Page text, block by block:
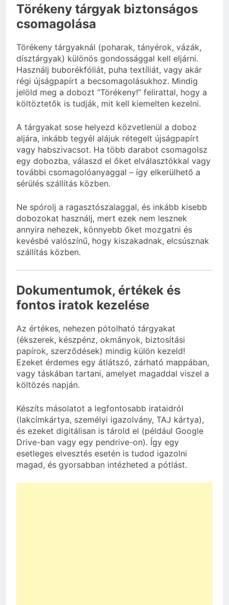
Törékeny tárgyak biztonságos
csomagolása
Törékeny tárgyaknál (poharak, tányérok, vázák,
dísztárgyak) különös gondossággal kell eljárni.
Használj buborékfóliát, puha textíliát, vagy akár
régi újságpapírt a becsomagolásukhoz. Mindig
jelöld meg a dobozt “Törékeny!” felirattal, hogy a
költöztetők is tudják, mit kell kiemelten kezelni.
A tárgyakat sose helyezd közvetlenül a doboz
aljára, inkább tegyél alájuk rétegelt újságpapírt
vagy habszivacsot. Ha több darabot csomagolsz
egy dobozba, válaszd el őket elválasztókkal vagy
további csomagolóanyaggal – így elkerülhető a
sérülés szállítás közben.
Ne spórolj a ragasztószalaggal, és inkább kisebb
dobozokat használj, mert ezek nem lesznek
annyira nehezek, könnyebb őket mozgatni és
kevésbé valószínű, hogy kiszakadnak, elcsúsznak
szállítás közben.
Dokumentumok, értékek és
fontos iratok kezelése
Az értékes, nehezen pótolható tárgyakat
(ékszerek, készpénz, okmányok, biztosítási
papírok, szerződések) mindig külön kezeld!
Ezeket érdemes egy átlátszó, zárható mappában,
vagy táskában tartani, amelyet magaddal viszel a
költözés napján.
Készíts másolatot a legfontosabb irataidról
(lakcímkártya, személyi igazolvány, TAJ kártya),
és ezeket digitálisan is tárold el (például Google
Drive-ban vagy egy pendrive-on). Így egy
esetleges elvesztés esetén is tudod igazolni
magad, és gyorsabban intézheted a pótlást.